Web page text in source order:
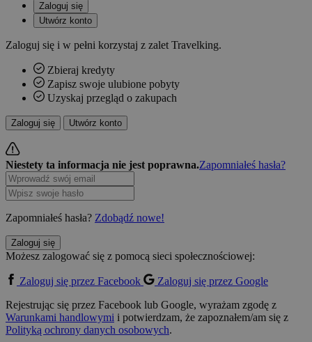
Zaloguj się
Utwórz konto
Zaloguj się i w pełni korzystaj z zalet Travelking.
Zbieraj kredyty
Zapisz swoje ulubione pobyty
Uzyskaj przegląd o zakupach
Zaloguj się Utwórz konto
Niestety ta informacja nie jest poprawna.Zapomniałeś hasła?
Zapomniałeś hasła? Zdobądź nowe!
Zaloguj się
Możesz zalogować się z pomocą sieci społecznościowej:
Zaloguj się przez Facebook
Zaloguj się przez Google
Rejestrując się przez Facebook lub Google, wyrażam zgodę z
Warunkami handlowymi i potwierdzam, że zapoznałem/am się z
Polityką ochrony danych osobowych.